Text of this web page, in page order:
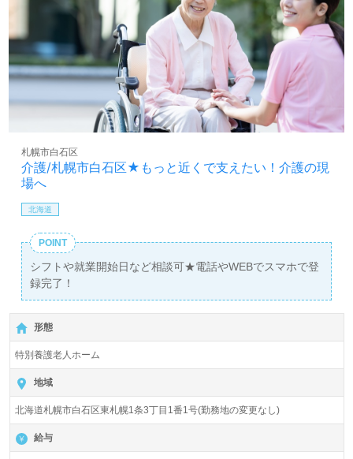
介護/札幌市白石区★もっと近くで支えたい！介護の現
場へ
札幌市白石区
北海道
POINT
シフトや就業開始日など相談可★電話やWEBでスマホで登
録完了！
形態
特別養護老人ホーム
地域
北海道札幌市白石区東札幌1条3丁目1番1号(勤務地の変更なし)
給与